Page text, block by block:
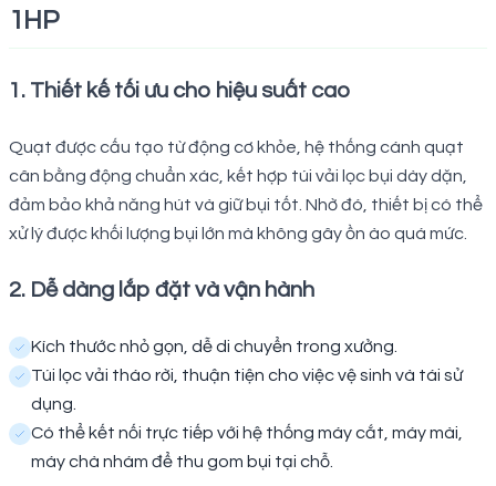
1HP
1. Thiết kế tối ưu cho hiệu suất cao
Quạt được cấu tạo từ động cơ khỏe, hệ thống cánh quạt
cân bằng động chuẩn xác, kết hợp túi vải lọc bụi dày dặn,
đảm bảo khả năng hút và giữ bụi tốt. Nhờ đó, thiết bị có thể
xử lý được khối lượng bụi lớn mà không gây ồn ào quá mức.
2. Dễ dàng lắp đặt và vận hành
Kích thước nhỏ gọn, dễ di chuyển trong xưởng.
Túi lọc vải tháo rời, thuận tiện cho việc vệ sinh và tái sử
dụng.
Có thể kết nối trực tiếp với hệ thống máy cắt, máy mài,
máy chà nhám để thu gom bụi tại chỗ.